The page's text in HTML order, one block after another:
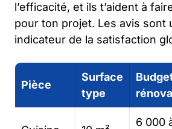
l’efficacité, et ils t’aident à
pour ton projet. Les avis sont
indicateur de la satisfaction
Pièce
Surface
type
6 000